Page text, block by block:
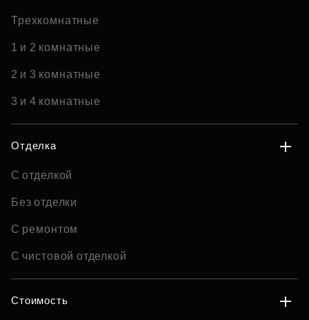
Трехкомнатные
1 и 2 комнатные
2 и 3 комнатные
3 и 4 комнатные
Отделка
С отделкой
Без отделки
С ремонтом
С чистовой отделкой
Стоимость